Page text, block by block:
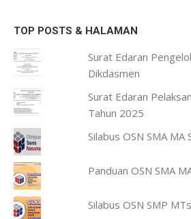
TOP POSTS & HALAMAN
Surat Edaran
Dikdasmen
Surat Edaran
Tahun 2025
Silabus OSN SMA MA
Panduan OSN SMA
Silabus OSN SMP